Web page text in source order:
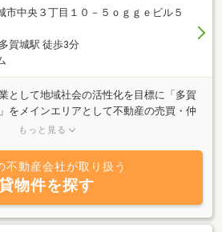
エステート・ラボ 株式会社」へお気軽に
城市・仙台市内はもちろん石巻市や名取
広く活動させて頂きます。何卒、宜しく
市中央３丁目１０－５ｏｇｇｅビル５
賀城駅 徒歩3分
として地域社会の活性化を目標に「多賀
をメインエリアとして不動産の売買・仲
す不動産業界歴25年以上の「宅地建物取
不動産の売買・空き家問題・遊休不動産
ご提案・賃貸管理等の不動産のご相談に
ます相続対策には提携している司法書
法務専門家とチームを組み、対応サポー
・他県の不動産売却にも対応しておりま
もっと見る
不動産会社が取り扱う
物件を探す